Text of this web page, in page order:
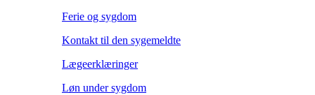
Ferie og sygdom
Kontakt til den sygemeldte
Lægeerklæringer
Løn under sygdom